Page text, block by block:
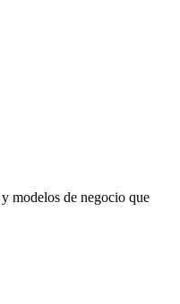
modelos de negocio que